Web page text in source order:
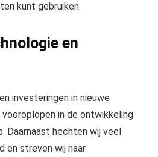
kunt gebruiken.
en
investeringen in nieuwe
in de ontwikkeling
Daarnaast hechten wij veel
en streven wij naar